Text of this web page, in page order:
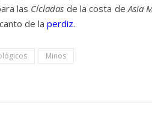
las Cícladas de la costa deAsia
de la perdiz.
Minos